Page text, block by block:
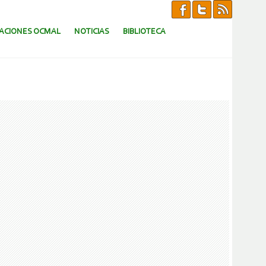
OCMAL NOTICIAS BIBLIOTECA